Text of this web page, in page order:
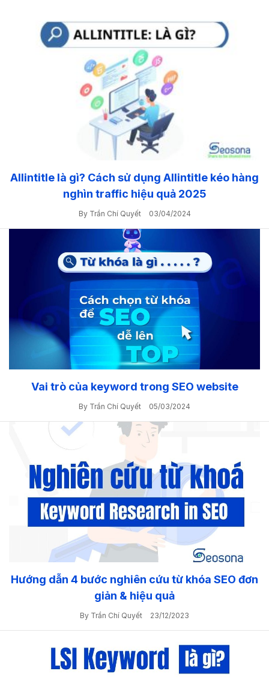
Allintitle là gì? Cách sử dụng Allintitle kéo hàng
nghìn traffic hiệu quả 2025
By Trần Chí Quyết 03/04/2024
Vai trò của keyword trong SEO website
By Trần Chí Quyết 05/03/2024
Hướng dẫn 4 bước nghiên cứu từ khóa SEO đơn
giản & hiệu quả
By Trần Chí Quyết 23/12/2023